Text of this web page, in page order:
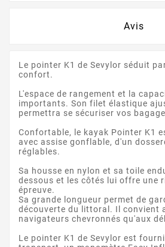
Avis
Le pointer K1 de Sevylor séduit
confort.
L'espace de rangement et la
importants. Son filet élastique
permettra se sécuriser vos
Confortable, le kayak Pointer K1
avec assise gonflable, d'un
réglables.
Sa housse en nylon et sa toile
dessous et les côtés lui offre une
épreuve.
Sa grande longueur permet de
découverte du littoral. Il convient
navigateurs chevronnés qu'aux
Le pointer K1 de Sevylor est